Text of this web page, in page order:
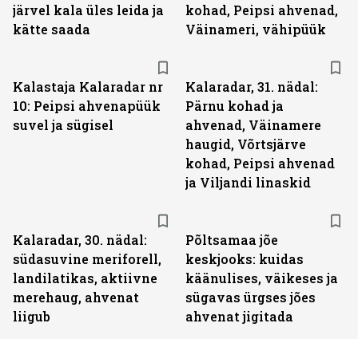
järvel kala üles leida ja
kätte saada
kohad, Peipsi ahvenad,
Väinameri, vähipüük
Kalastaja Kalaradar nr
10: Peipsi ahvenapüük
suvel ja sügisel
Kalaradar, 31. nädal:
Pärnu kohad ja
ahvenad, Väinamere
haugid, Võrtsjärve
kohad, Peipsi ahvenad
ja Viljandi linaskid
Kalaradar, 30. nädal:
südasuvine meriforell,
landilatikas, aktiivne
merehaug, ahvenat
liigub
Põltsamaa jõe
keskjooks: kuidas
käänulises, väikeses ja
sügavas ürgses jões
ahvenat jigitada